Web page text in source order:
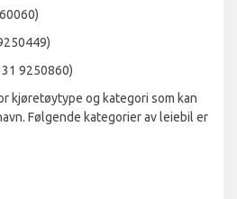
9250860)
kjøretøytype og kategori som kan
Følgende kategorier av leiebil er